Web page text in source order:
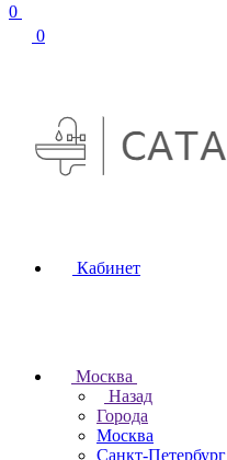
0
0
Кабинет
Москва
Назад
Города
Москва
Санкт-Петербург